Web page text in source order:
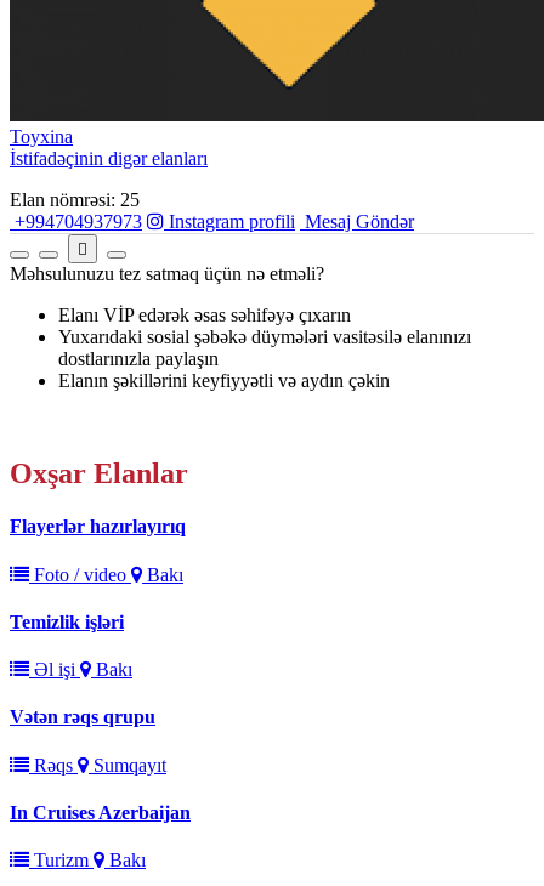
Toyxina
İstifadəçinin digər elanları
Elan nömrəsi: 25
+994704937973
Instagram profili Mesaj Göndər
Məhsulunuzu tez satmaq üçün nə etməli?
Elanı VİP edərək əsas səhifəyə çıxarın
Yuxarıdaki sosial şəbəkə düymələri vasitəsilə elanınızı
dostlarınızla paylaşın
Elanın şəkillərini keyfiyyətli və aydın çəkin
Oxşar Elanlar
Flayerlər hazırlayırıq
Foto / video Bakı
Temizlik işləri
Əl işi Bakı
Vətən rəqs qrupu
Rəqs Sumqayıt
In Cruises Azerbaijan
Turizm Bakı